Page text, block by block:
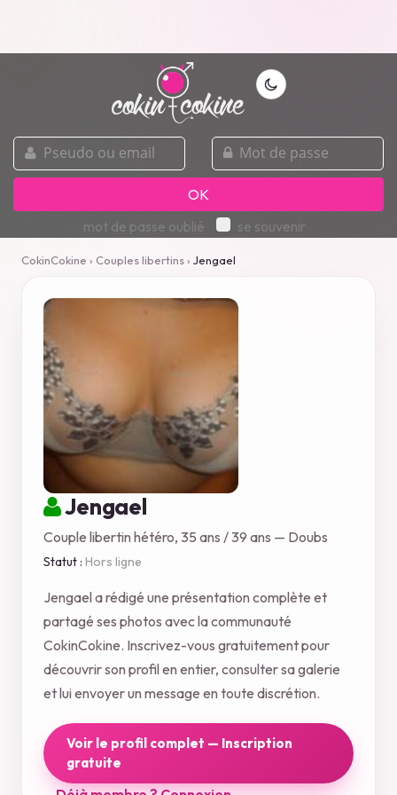
pseudo
ou
email
mot
de
passe
OK
mot de passe oublié
se souvenir
CokinCokine › Couples libertins› Jengael
Jengael
Couple libertin hétéro, 35 ans / 39 ans — Doubs
Statut : Hors ligne
Jengael a rédigé une présentation complète et
partagé ses photos avec la communauté
CokinCokine. Inscrivez-vous gratuitement pour
découvrir son profil en entier, consulter sa galerie
et lui envoyer un message en toute discrétion.
Voir le profil complet — Inscription
gratuite